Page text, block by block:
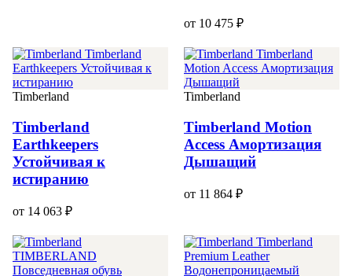
от 10 475 ₽
Timberland
Timberland
Earthkeepers
Устойчивая к
истиранию
от 14 063 ₽
Timberland
Timberland Motion
Access Амортизация
Дышащий
от 11 864 ₽